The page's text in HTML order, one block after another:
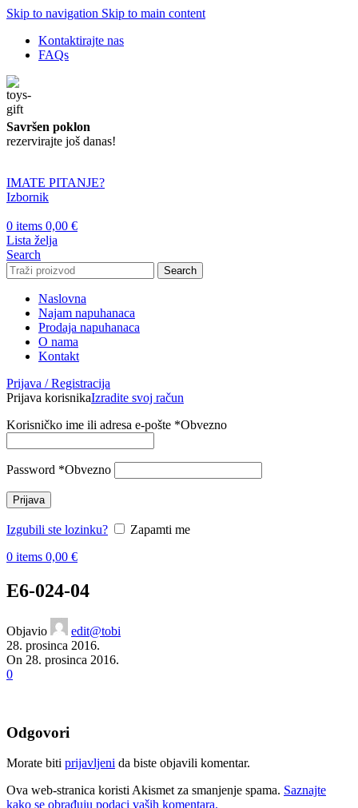
Skip to navigation Skip to main content
Kontaktirajte nas
FAQs
Savršen poklon
rezervirajte još danas!
IMATE PITANJE?
Izbornik
0 items 0,00 €
Lista želja
Search
Search
Naslovna
Najam napuhanaca
Prodaja napuhanaca
O nama
Kontakt
Prijava / Registracija
Prijava korisnikaIzradite svoj račun
Korisničko ime ili adresa e-pošte *Obvezno
Password *Obvezno
Prijava
Izgubili ste lozinku?
Zapamti me
0 items 0,00 €
E6-024-04
Objavio
edit@tobi
28. prosinca 2016.
On 28. prosinca 2016.
0
Odgovori
Morate biti prijavljeni da biste objavili komentar.
Ova web-stranica koristi Akismet za smanjenje spama. Saznajte
kako se obrađuju podaci vaših komentara.